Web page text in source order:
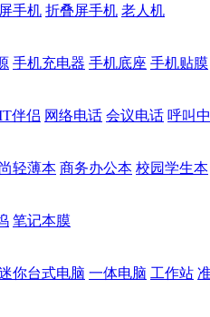
手机 折叠屏手机 老人机
手机充电器 手机底座 手机贴膜
伴侣 网络电话 会议电话 呼叫
轻薄本 商务办公本 校园学生本
笔记本膜
你台式电脑 一体电脑 工作站